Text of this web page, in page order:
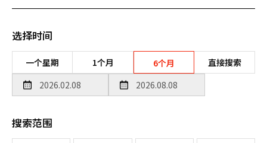
选择时间
一个星期 1个月 6个月 直接搜索
搜索范围